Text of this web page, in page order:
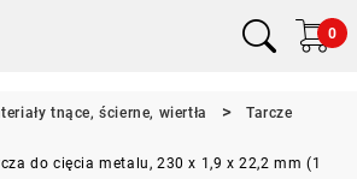
0
tnące, ścierne, wiertła
Tarcze
do cięcia metalu, 230 x 1,9 x 22,2 mm (1